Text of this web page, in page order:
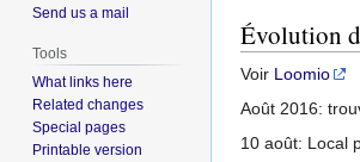
Évolution
Voir Loomio
Août 2016:
10 août: Local
Send us a mail
Tools
What links here
Related changes
Special pages
Printable version